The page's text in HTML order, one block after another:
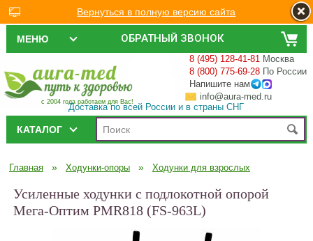
ОБРАТНЫЙ ЗВОНОК
МЕНЮ
с 2004 года работаем для Вас!
8 (495) 128-41-81 Москва
8 (800) 775-69-28 По России
Напишите нам
info@aura-med.ru
Доставка по всей России и в страны СНГ
КАТАЛОГ
Главная » Ходунки-опоры » Ходунки для взрослых
Усиленные ходунки с подлокотной опорой
Мега-Оптим PMR818 (FS-963L)
Вернуться в полную версию сайта